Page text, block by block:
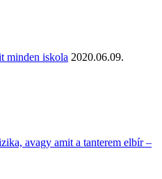
minden iskola 2020.06.09.
avagy amit a tanterem elbír –